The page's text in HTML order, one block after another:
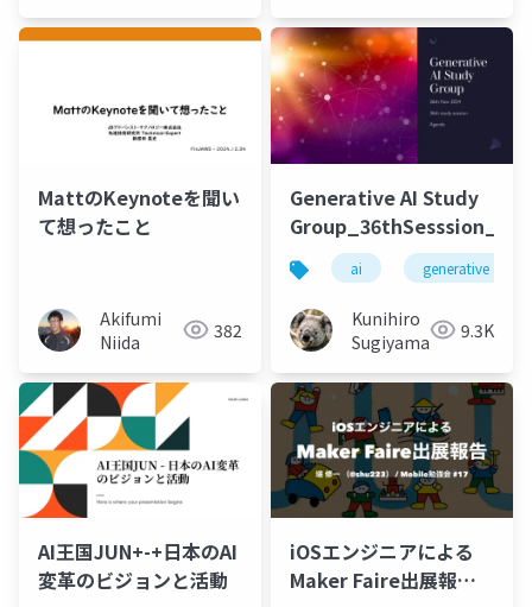
MattのKeynoteを聞い
て想ったこと
Akifumi
Niida
382
Generative AI Study
ai generative ai
Kunihiro
Sugiyama
9.3K
AI王国JUN+-+日本のAI
変革のビジョンと活動
iOSエンジニアによる
Maker Faire出展報告